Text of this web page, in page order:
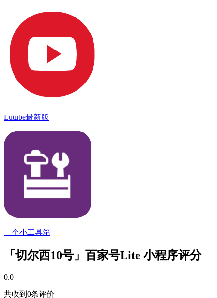
Lutube最新版
一个小工具箱
「切尔西10号」百家号Lite 小程序评分
0.0
共收到0条评价